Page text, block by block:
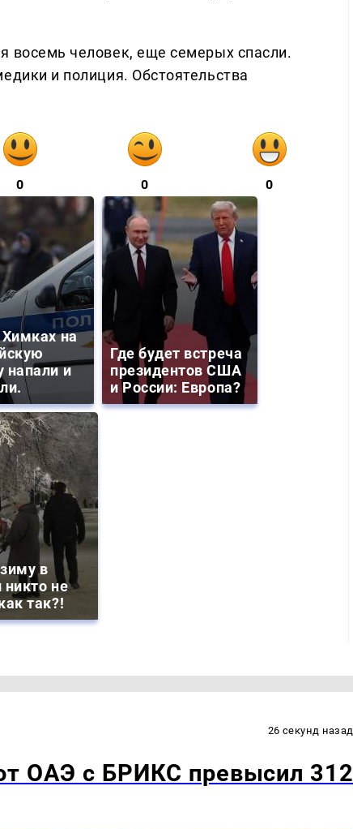
восемь человек, еще семерых спасли.
и полиция. Обстоятельства
0 0 0
на
напали и
Где будет встреча
президентов США
и России: Европа?
в
никто не
так?!
26 секунд назад
ОАЭ с БРИКС превысил 312